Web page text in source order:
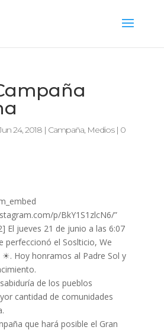
24, 2018| Campaña, Medios| 0
p/BkY1S1zlcN6/”
El jueves 21 de junio a las 6:07
perfeccionó el Soslticio, We
Hoy honramos al Padre Sol y
de los pueblos
cantidad de comunidades
que hará posible el Gran